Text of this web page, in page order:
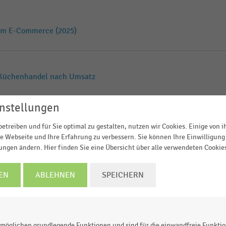
E-Commerce (2025)
nach Umsatz
Commerce (2024)
in Europa
Commerce (2023)
und für Sie optimal zu gestalten, nutzen wir Cookies. Einige von
Webseite und Ihre Erfahrung zu verbessern. Sie können Ihre
ändern. Hier finden Sie eine Übersicht über alle verwendeten
ABLEHNEN SPEICHERN